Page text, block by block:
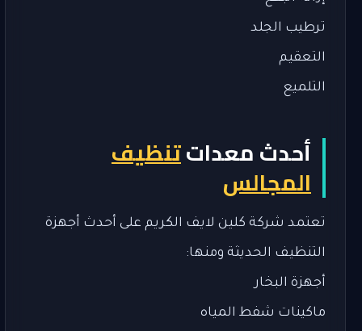
ترطيب الجلد
التعقيم
التلميع
أحدث معداتتنظيف
المجالس
تعتمد شركة كلين لايف الكريم على أحدث أجهزة
التنظيف الحديثة ومنها:
أجهزة البخار
ماكينات شفط المياه